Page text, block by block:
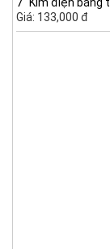
7" Kìm điện bằng
Giá: 133,000 đ